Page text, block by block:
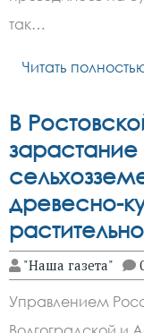
так…
Читать
В
зарастание
древесно-
"Наша газета"
Управлением